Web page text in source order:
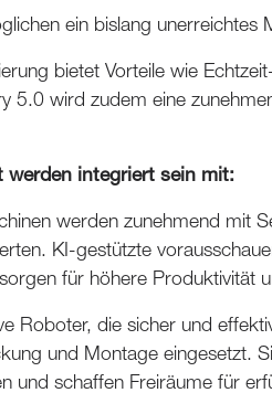
ein bislang unerreichtes
bietet Vorteile wie
5.0 wird zudem eine
werden integriert sein mit:
werden zunehmend mit
KI-gestützte
für höhere Produktivität
Roboter, die sicher und
und Montage eingesetzt.
und schaffen Freiräume für